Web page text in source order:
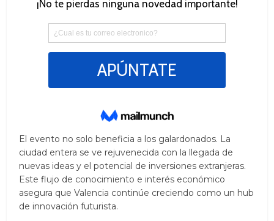
El evento no solo beneficia a los galardonados. La
ciudad entera se ve rejuvenecida con la llegada de
nuevas ideas y el potencial de inversiones extranjeras.
Este flujo de conocimiento e interés económico
asegura que Valencia continúe creciendo como un hub
de innovación futurista.